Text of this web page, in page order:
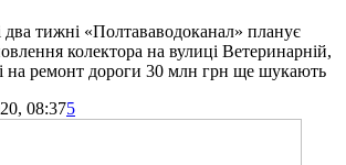
тижні «Полтававодоканал» планує
колектора на вулиці Ветеринарній,
на ремонт дороги 30 млн грн ще шукають
08:375